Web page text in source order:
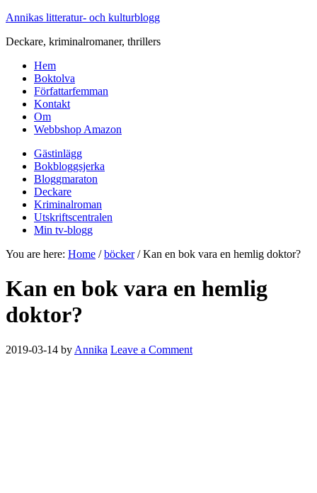
Annikas litteratur- och kulturblogg
Deckare, kriminalromaner, thrillers
Hem
Boktolva
Författarfemman
Kontakt
Om
Webbshop Amazon
Gästinlägg
Bokbloggsjerka
Bloggmaraton
Deckare
Kriminalroman
Utskriftscentralen
Min tv-blogg
You are here: Home / böcker /Kan en bok vara en hemlig doktor?
Kan en bok vara en hemlig
doktor?
2019-03-14 by Annika Leave a Comment